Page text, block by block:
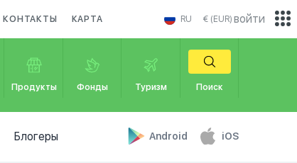
КОНТАКТЫ КАРТА RU € (EUR)
Продукты Фонды Туризм Поиск
Блогеры Android iOS
войти